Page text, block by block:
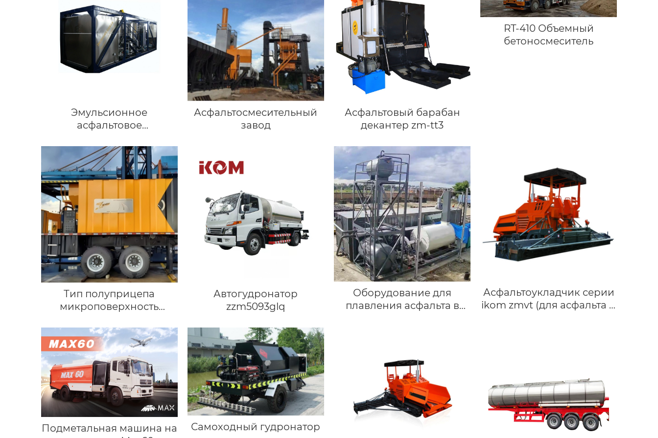
Эмульсионное
асфальтовое
Асфальтосмесительный
завод
Асфальтовый барабан
декантер zm-tt3
RT-410 Объемный
бетоносмеситель
Тип полуприцепа
микроповерхность
сил)
Автогудронатор
zzm5093glq
Оборудование для
плавления асфальта в
Асфальтоукладчик серии
ikom zmvt (для асфальта и
Подметальная машина на
Самоходный гудронатор